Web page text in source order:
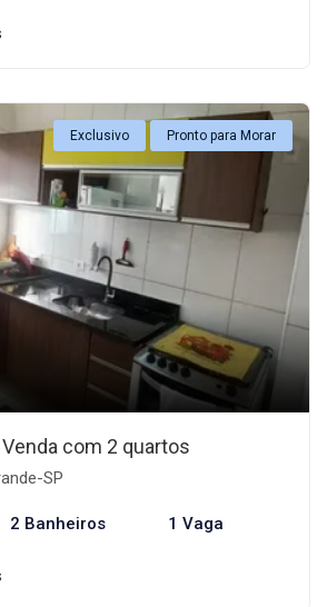
Exclusivo Pronto para Morar
com 2 quartos
SP
2 Banheiros 1 Vaga